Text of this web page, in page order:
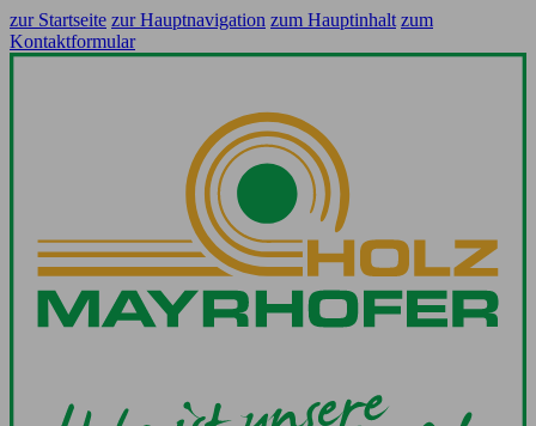
zur Startseite zur Hauptnavigation zum Hauptinhalt zum
Kontaktformular